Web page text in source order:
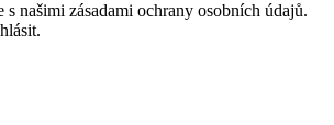
s našimi zásadami ochrany osobních údajů.